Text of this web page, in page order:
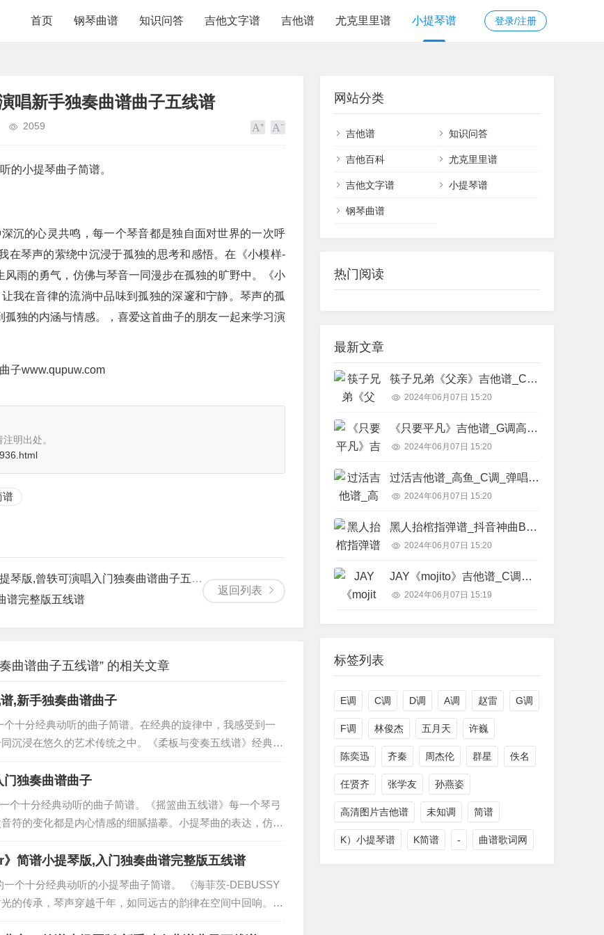
登录/注册
首页 钢琴曲谱 知识问答 吉他文字谱 吉他谱 尤克里里谱 小提琴谱
唱新手独奏曲谱曲子五线谱
2059
的小提琴曲子简谱。
沉的心灵共鸣，每一个琴音都是独自面对世界的一次呼
在琴声的萦绕中沉浸于孤独的思考和感悟。在《小模样-
雨的勇气，仿佛与琴音一同漫步在孤独的旷野中。《小
我在音律的流淌中品味到孤独的深邃和宁静。琴声的孤
独的内涵与情感。，喜爱这首曲子的朋友一起来学习演
明出处。
谱
返回列表
版,曾轶可演唱入门独奏曲谱曲子五线谱
谱完整版五线谱
曲谱曲子五线谱” 的相关文章
,新手独奏曲谱曲子
十分经典动听的曲子简谱。在经典的旋律中，我感受到一
沉浸在悠久的艺术传统之中。《柔板与变奏五线谱》经典之
琴声的回响中领略到音乐经典的永恒魅力。琴声的经典之
的律动中感...
独奏曲谱曲子
个十分经典动听的曲子简谱。《摇篮曲五线谱》每一个琴弓
符的变化都是内心情感的细腻描摹。小提琴曲的表达，仿佛
中感受到一种深刻而绵长的情感表达。《摇篮曲五线谱》如
简谱小提琴版,入门独奏曲谱完整版五线谱
个十分经典动听的小提琴曲子简谱。 《海菲茨-DEBUSSY
的传承，琴声穿越千年，如同远古的韵律在空间中回响。音
网站分类
吉他谱 知识问答
吉他百科 尤克里里谱
吉他文字谱 小提琴谱
钢琴曲谱
热门阅读
最新文章
筷子兄弟《父亲》吉他谱_C调精华版_吉他教学视频简谱歌词
2024年06月07日 15:20
《只要平凡》吉他谱_G调高清弹唱六线谱_张碧晨,张杰简谱歌词
2024年06月07日 15:20
过活吉他谱_高鱼_C调_弹唱六线谱简谱歌词
2024年06月07日 15:20
黑人抬棺指弹谱_抖音神曲BGM_原版弹唱吉他独奏谱简谱歌词
2024年06月07日 15:20
JAY《mojito》吉他谱_C调弹唱六线谱_拍弦高清图片谱_周杰伦简谱歌词
2024年06月07日 15:19
标签列表
E调 C调 D调 A调 赵雷 G调
F调 林俊杰 五月天 许巍
陈奕迅 齐秦 周杰伦 群星 佚名
任贤齐 张学友 孙燕姿
高清图片吉他谱 未知调 简谱
K）小提琴谱 K简谱 - 曲谱歌词网